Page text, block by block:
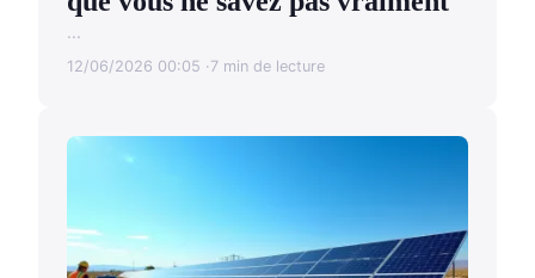
...
12/06/2026 00:05 7 min de lecture